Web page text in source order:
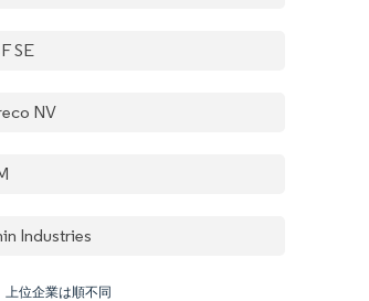
SE
NV
Industries
上位企業は順不同